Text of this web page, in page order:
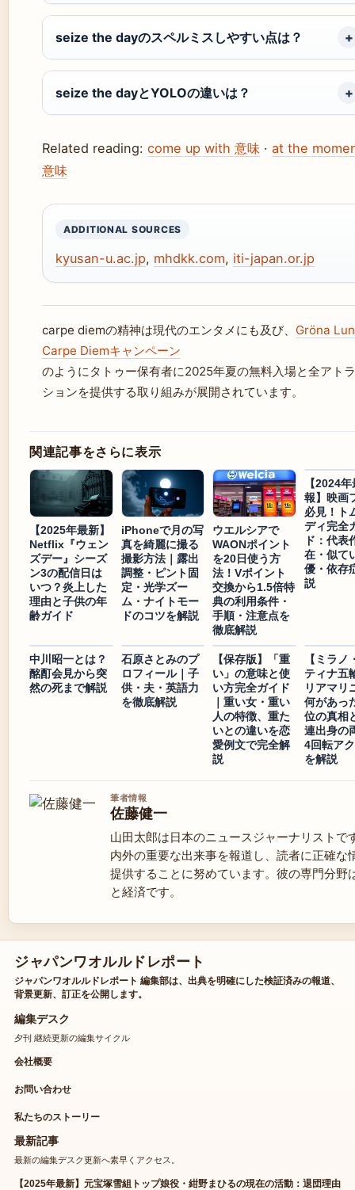
seize the dayのスペルミスしやすい点は？
seize the dayとYOLOの違いは？
Related reading: come up with 意味 · at the
意味
ADDITIONAL SOURCES
kyusan-u.ac.jp, mhdkk.com, iti-japan.or.jp
carpe diemの精神は現代のエンタメにも及び、 Gröna
Carpe Diemキャンペーン
のようにタトゥー保有者に2025年夏の無料入場と全アト
ションを提供する取り組みが展開されています。
関連記事をさらに表示
【2025年最新】
Netflix『ウェン
ズデー』シーズ
ン3の配信日は
いつ？炎上した
理由と子供の年
齢ガイド
iPhoneで月の写
真を綺麗に撮る
撮影方法｜露出
調整・ピント固
定・光学ズー
ム・ナイトモー
ドのコツを解説
ウエルシアで
WAONポイント
を20日使う方
法！Vポイント
交換から1.5倍特
典の利用条件・
手順・注意点を
徹底解説
【2024
報】映画
必見！ト
ディ完全
ド：代表
在・似て
優・依存
説
中川昭一とは？
酩酊会見から突
然の死まで解説
石原さとみのプ
ロフィール｜子
供・夫・英語力
を徹底解説
【保存版】「重
い」の意味と使
い方完全ガイド
｜重い女・重い
人の特徴、重た
いとの違いを恋
愛例文で完全解
説
【ミラノ
ティナ五
リアマリ
何があっ
位の真相
連出身の
4回転ア
を解説
筆者情報
佐藤健一
山田太郎は日本のニュースジャーナリストで
内外の重要な出来事を報道し、読者に正確な
提供することに努めています。彼の専門分野
と経済です。
ジャパンワオルルドレポート
ジャパンワオルルドレポート 編集部は、出典を明確にした検証済みの報道、
背景更新、訂正を公開します。
編集デスク
夕刊 継続更新の編集サイクル
会社概要
お問い合わせ
私たちのストーリー
最新記事
最新の編集デスク更新へ素早くアクセス。
【2025年最新】元宝塚雪組トップ娘役・紺野まひるの現在の活動：退団理由